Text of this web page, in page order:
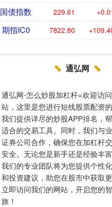
国债指数 229.61
期指IC0 7822.80
通弘网
通弘网-怎么炒股加杠杆=欢迎访
站，这里是您进行短线股票配资的
我们提供详尽的炒股APP排名，
适合的交易工具。同时，我们与
证券公司合作，确保您在加杠杆
安全。无论您是新手还是经验丰
我们的专业团队将为您提供个性
和投资建议，助您在股市中获取更
立即访问我们的网站，开启您的
旅！